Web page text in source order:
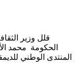
قلل وزير
الحكومة محمد
المنتدى الوطني